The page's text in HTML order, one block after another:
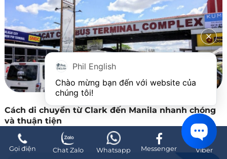
Cách di chuyển từ Clark đến Manila nhanh chóng
và thuận tiện
Gọi điện Chat Zalo Whatsapp Messenger Viber
Phil English
Chào mừng bạn đến với website của
chúng tôi!